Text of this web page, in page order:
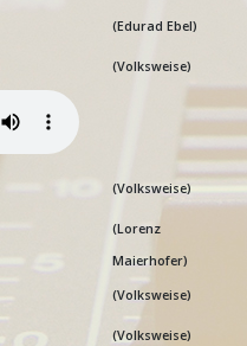
(Edurad Ebel)
(Volksweise)
(Volksweise)
(Lorenz
Maierhofer)
(Volksweise)
(Volksweise)